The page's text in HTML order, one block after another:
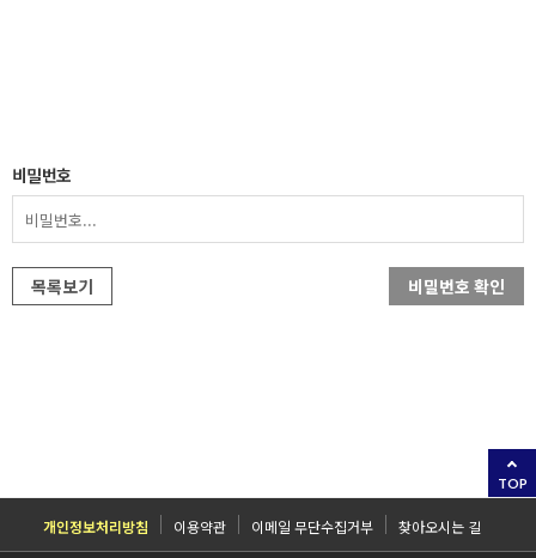
비밀번호
목록보기 비밀번호 확인
TOP
개인정보처리방침 이용약관 이메일 무단수집거부 찾아오시는 길